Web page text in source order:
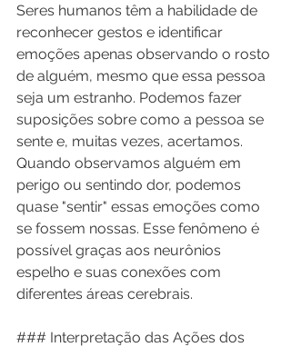
Seres humanos têm a habilidade de
reconhecer gestos e identificar
emoções apenas observando o rosto
de alguém, mesmo que essa pessoa
seja um estranho. Podemos fazer
suposições sobre como a pessoa se
sente e, muitas vezes, acertamos.
Quando observamos alguém em
perigo ou sentindo dor, podemos
quase "sentir" essas emoções como
se fossem nossas. Esse fenômeno é
possível graças aos neurônios
espelho e suas conexões com
diferentes áreas cerebrais.
### Interpretação das Ações dos